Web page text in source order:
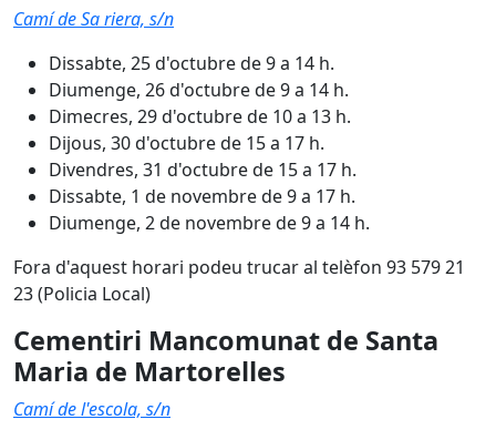
Camí de Sa riera, s/n
Dissabte, 25 d'octubre de 9 a 14 h.
Diumenge, 26 d'octubre de 9 a 14 h.
Dimecres, 29 d'octubre de 10 a 13 h.
Dijous, 30 d'octubre de 15 a 17 h.
Divendres, 31 d'octubre de 15 a 17 h.
Dissabte, 1 de novembre de 9 a 17 h.
Diumenge, 2 de novembre de 9 a 14 h.
Fora d'aquest horari podeu trucar al telèfon 93 579 21
23 (Policia Local)
Cementiri Mancomunat de Santa
Maria de Martorelles
Camí de l'escola, s/n